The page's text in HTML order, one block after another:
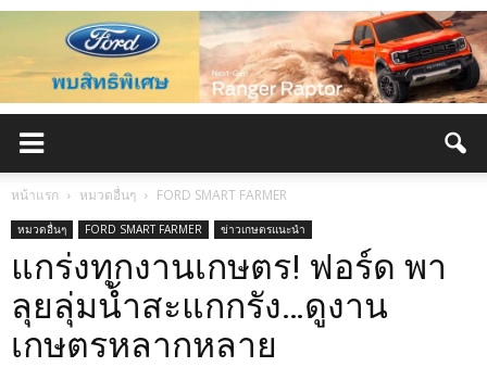
หน้าแรก หมวดอื่นๆ FORD SMART FARMER
หมวดอื่นๆ FORD SMART FARMER ข่าวเกษตรแนะนำ
แกร่งทุกงานเกษตร! ฟอร์ด พา
ลุยลุ่มน้ำสะแกกรัง…ดูงาน
เกษตรหลากหลาย